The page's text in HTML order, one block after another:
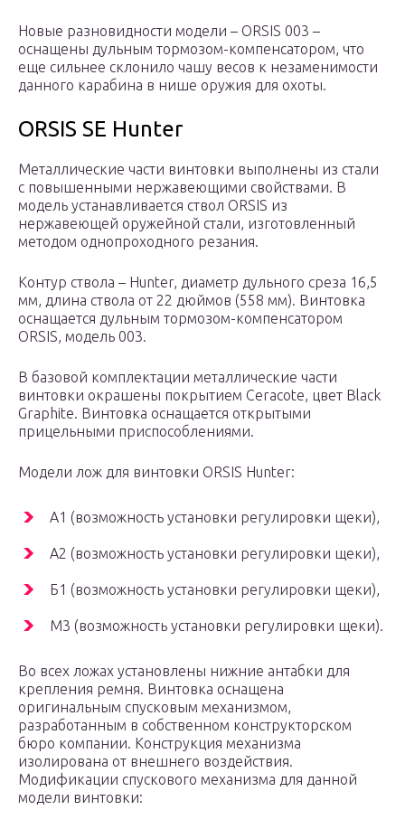
Новые разновидности модели – ORSIS 003 –
оснащены дульным тормозом-компенсатором, что
еще сильнее склонило чашу весов к незаменимости
данного карабина в нише оружия для охоты.
ORSIS SE Hunter
Металлические части винтовки выполнены из стали
с повышенными нержавеющими свойствами. В
модель устанавливается ствол ORSIS из
нержавеющей оружейной стали, изготовленный
методом однопроходного резания.
Контур ствола – Hunter, диаметр дульного среза 16,5
мм, длина ствола от 22 дюймов (558 мм). Винтовка
оснащается дульным тормозом-компенсатором
ORSIS, модель 003.
В базовой комплектации металлические части
винтовки окрашены покрытием Ceracote, цвет Black
Graphite. Винтовка оснащается открытыми
прицельными приспособлениями.
Модели лож для винтовки ORSIS Hunter:
А1 (возможность установки регулировки щеки),
А2 (возможность установки регулировки щеки),
Б1 (возможность установки регулировки щеки),
М3 (возможность установки регулировки щеки).
Во всех ложах установлены нижние антабки для
крепления ремня. Винтовка оснащена
оригинальным спусковым механизмом,
разработанным в собственном конструкторском
бюро компании. Конструкция механизма
изолирована от внешнего воздействия.
Модификации спускового механизма для данной
модели винтовки: